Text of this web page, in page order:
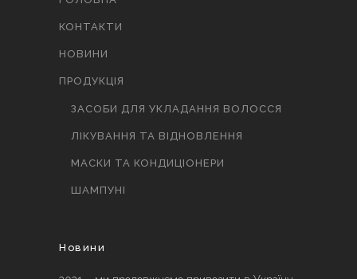
КОНТАКТИ
НОВИНИ
ПРОДУКЦІЯ
ЗАСОБИ ДЛЯ УКЛАДАННЯ ВОЛОССЯ
ЛІКУВАННЯ ТА ВІДНОВЛЕННЯ
МАСКИ ТА КОНДИЦІОНЕРИ
ШАМПУНІ
Новини